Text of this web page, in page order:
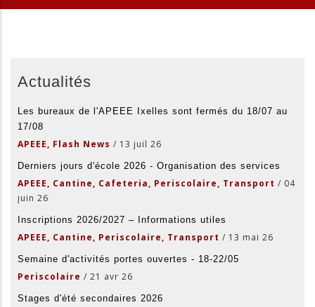
Actualités
Les bureaux de l'APEEE Ixelles sont fermés du 18/07 au
17/08
APEEE, Flash News / 13 juil 26
Derniers jours d'école 2026 - Organisation des services
APEEE, Cantine, Cafeteria, Periscolaire, Transport / 04
juin 26
Inscriptions 2026/2027 – Informations utiles
APEEE, Cantine, Periscolaire, Transport / 13 mai 26
Semaine d'activités portes ouvertes - 18-22/05
Periscolaire / 21 avr 26
Stages d'été secondaires 2026